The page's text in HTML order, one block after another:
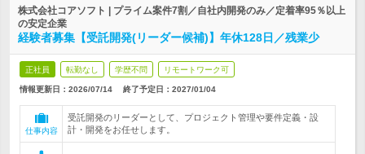
株式会社コアソフト | プライム案件7割／自社内開発のみ／定着率95％以上
の安定企業
経験者募集【受託開発(リーダー候補)】年休128日／残業少
正社員 転勤なし 学歴不問 リモートワーク可
情報更新日：2026/07/14 終了予定日： 2027/01/04
仕事内容
受託開発のリーダーとして、プロジェクト管理や要件定義・設
計・開発をお任せします。